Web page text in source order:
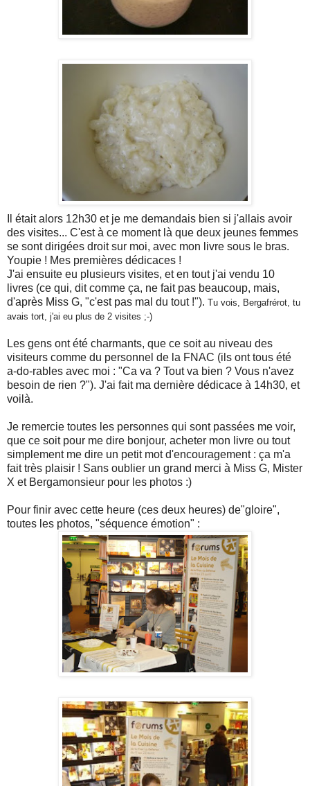
Il était alors 12h30 et je me demandais bien si j'allais avoir
des visites... C'est à ce moment là que deux jeunes femmes
se sont dirigées droit sur moi, avec mon livre sous le bras.
Youpie ! Mes premières dédicaces !
J'ai ensuite eu plusieurs visites, et en tout j'ai vendu 10
livres (ce qui, dit comme ça, ne fait pas beaucoup, mais,
d'après Miss G, "c'est pas mal du tout !"). Tu vois, Bergafrérot, tu
avais tort, j'ai eu plus de 2 visites ;-)
Les gens ont été charmants, que ce soit au niveau des
visiteurs comme du personnel de la FNAC (ils ont tous été
a-do-rables avec moi : "Ca va ? Tout va bien ? Vous n'avez
besoin de rien ?"). J'ai fait ma dernière dédicace à 14h30, et
voilà.
Je remercie toutes les personnes qui sont passées me voir,
que ce soit pour me dire bonjour, acheter mon livre ou tout
simplement me dire un petit mot d'encouragement : ça m'a
fait très plaisir ! Sans oublier un grand merci à Miss G, Mister
X et Bergamonsieur pour les photos :)
Pour finir avec cette heure (ces deux heures) de"gloire",
toutes les photos, "séquence émotion" :